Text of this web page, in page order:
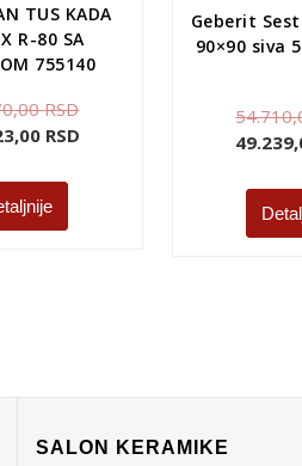
TUS KADA
R-80 SA
755140
RSD
RSD
Geberit
90×90 siva
SALON KERAMIKE